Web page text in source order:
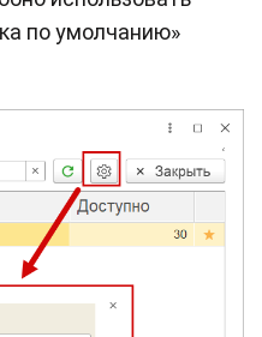
по умолчанию»